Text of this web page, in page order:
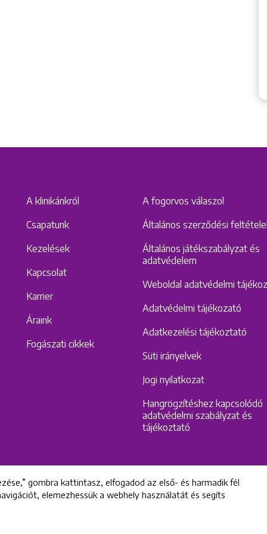
A klinikánkról
Csapatunk
Kezelések
Kapcsolat
Karrier
Áraink
Fogászati cikkek
A fogorvos válaszol
Általános szerződési
Általános játékszabályzat és
adatvédelem
Weboldal adatvédelmi
Adatvédelmi tájékozató
Adatkezelési tájékoztató
Süti irányelvek
Jogi nyilatkozat
Hangrögzítéshez kapcsolódó
adatvédelmi szabályzat és
tájékoztató
All rights reserved © 2022 Uniklinik Dental and Implant Center
gombra kattintasz, elfogadod az első- és harmadik fél
elemezhessük a webhely használatát és segíts